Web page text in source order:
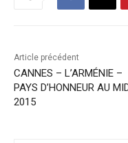
Article précédent
CANNES – L’ARMÉNIE –
PAYS D’HONNEUR AU
2015